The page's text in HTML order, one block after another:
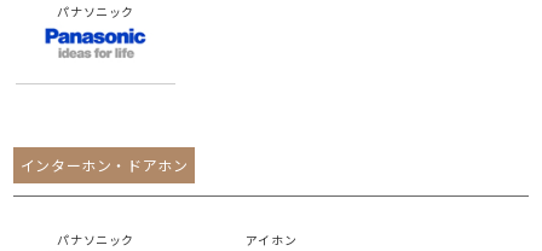
パナソニック
インターホン・ドアホン
パナソニック アイホン